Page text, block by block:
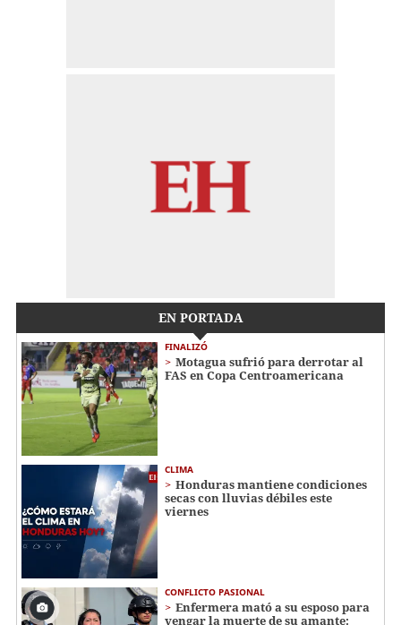
EN PORTADA
FINALIZÓ
Motagua sufrió para derrotar al
FAS en Copa Centroamericana
CLIMA
Honduras mantiene condiciones
secas con lluvias débiles este
viernes
CONFLICTO PASIONAL
Enfermera mató a su esposo para
vengar la muerte de su amante: